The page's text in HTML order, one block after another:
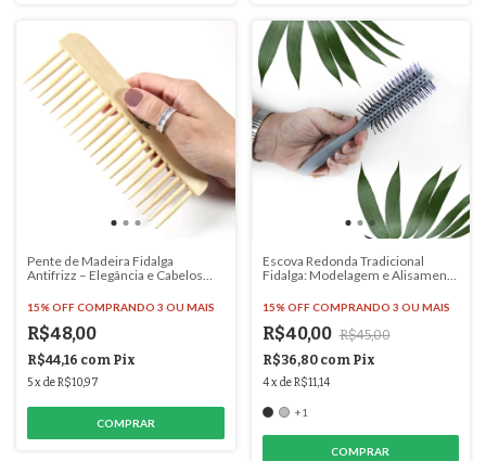
Pente de Madeira Fidalga
Antifrizz – Elegância e Cabelos
15% OFFCOMPRANDO 3 OU MAIS
R$48,00
R$44,16 com Pix
5xdeR$10,97
Escova Redonda Tradicional
Fidalga: Modelagem e Alisamento
15% OFF COMPRANDO 3 OU MAIS
R$40,00 R$45,00
R$36,80 com Pix
4 xdeR$11,14
+1
COMPRAR